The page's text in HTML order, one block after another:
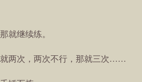
就继续练。
两次，两次不行，那就三次……